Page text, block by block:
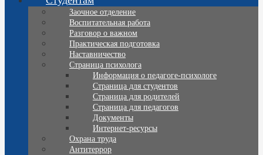
Заочное отделение
Воспитательная работа
Разговор о важном
Практическая подготовка
Наставничество
Страница психолога
Информация о педагоге-психологе
Страница для студентов
Страница для родителей
Страница для педагогов
Документы
Интернет-ресурсы
Охрана труда
Антитеррор